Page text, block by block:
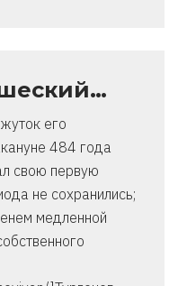
его
484 года
свою первую
не сохранились;
медленной